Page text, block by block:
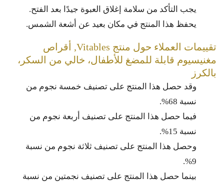
يجب التأكد من سلامة إغلاق العبوة جيدًا بعد الفتح.
يحفظ هذا المنتج في مكان بعيد عن أشعة الشمس.
تقييمات العملاء حول منتج Vitables, أقراص
مغنيسيوم قابلة للمضغ للأطفال، خالي من السكر،
بالكرز
وقد حصل هذا المنتج على تصنيف خمسة نجوم من
نسبة 68%.
فيما حصل هذا المنتج على تصنيف أربعة نجوم من
نسبة 15%.
وحصل هذا المنتج على تصنيف ثلاثة نجوم من نسبة
9%.
بينما حصل هذا المنتج على تصنيف نجمتين من نسبة